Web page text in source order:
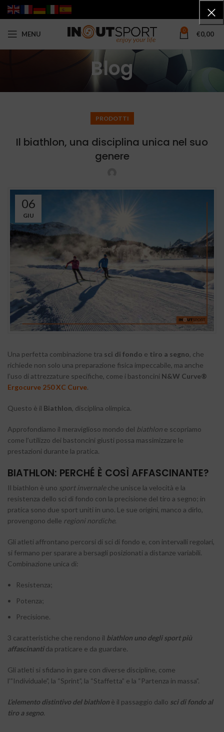
MENU 0 €0,00
Blog
PRODOTTI
Il biathlon, una disciplina unica nel suo
genere
06
GIU
Una perfetta combinazione tra sci di fondo e tiro a segno, che
richiede non solo una preparazione fisica impeccabile, ma anche
l’uso di attrezzature specifiche, come i bastoncini N&W Curve®
Ergocurve 250 XC Curve.
Questo è il Biathlon, disciplina olimpica.
Approfondiamo il meraviglioso mondo del biathlon e scopriamo
come l’utilizzo dei bastoncini giusti possa massimizzare le
prestazioni durante la pratica.
BIATHLON: PERCHÉ È COSÌ AFFASCINANTE?
Il biathlon è uno sport invernaleche unisce la velocità e la
resistenza dello sci di fondo con la precisione del tiro a segno; in
pratica sono due sport uniti in uno. Le sue origini, manco a dirlo,
provengono delle regioni nordiche.
Gli atleti affrontano percorsi di sci di fondo e, con intervalli regolari,
si fermano per sparare a bersagli posizionati a distanze variabili.
Combinazione unica di:
Resistenza;
Potenza;
Precisione.
3 caratteristiche che rendono il biathlon uno degli sport più
affascinantida praticare e da guardare.
Gli atleti si sfidano in gare con diverse discipline, come
l’”Individuale”, la “Sprint”, la “Staffetta” e la “Partenza in massa”.
L’elemento distintivo del biathlon è il passaggio dallo sci di fondo al
tiro a segno.